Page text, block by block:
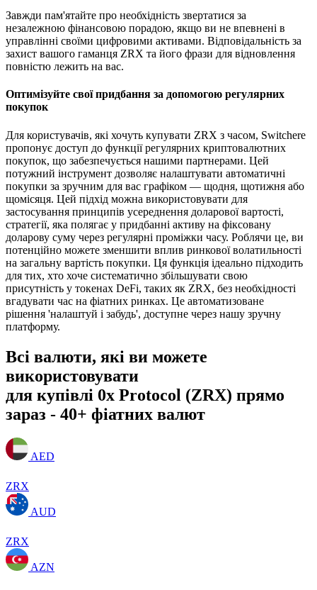
Завжди пам'ятайте про необхідність звертатися за
незалежною фінансовою порадою, якщо ви не впевнені в
управлінні своїми цифровими активами. Відповідальність за
захист вашого гаманця ZRX та його фрази для відновлення
повністю лежить на вас.
Оптимізуйте свої придбання за допомогою регулярних
покупок
Для користувачів, які хочуть купувати ZRX з часом, Switchere
пропонує доступ до функції регулярних криптовалютних
покупок, що забезпечується нашими партнерами. Цей
потужний інструмент дозволяє налаштувати автоматичні
покупки за зручним для вас графіком — щодня, щотижня або
щомісяця. Цей підхід можна використовувати для
застосування принципів усереднення доларової вартості,
стратегії, яка полягає у придбанні активу на фіксовану
доларову суму через регулярні проміжки часу. Роблячи це, ви
потенційно можете зменшити вплив ринкової волатильності
на загальну вартість покупки. Ця функція ідеально підходить
для тих, хто хоче систематично збільшувати свою
присутність у токенах DeFi, таких як ZRX, без необхідності
вгадувати час на фіатних ринках. Це автоматизоване
рішення 'налаштуй і забудь', доступне через нашу зручну
платформу.
Всі валюти, які ви можете
використовувати
для купівлі 0x Protocol (ZRX) прямо
зараз - 40+ фіатних валют
AED
ZRX
AUD
ZRX
AZN